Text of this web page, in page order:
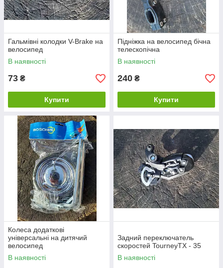
Гальмівні колодки V-Brake на
велосипед
В наявності
73 ₴
Купити
Підніжка на велосипед бічна
телескопічна
В наявності
240 ₴
Купити
Колеса додаткові
універсальні на дитячий
велосипед
В наявності
Задний переключатель
скоростей TourneyTX - 35
В наявності